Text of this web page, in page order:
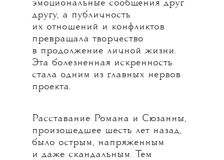
эмоциональные сообщения друг
другу, а публичность
их отношений и конфликтов
превращала творчество
в продолжение личной жизни.
Эта болезненная искренность
стала одним из главных нервов
проекта.
Расставание Романа и Сюзанны,
произошедшее шесть лет назад,
было острым, напряженным
и даже скандальным. Тем